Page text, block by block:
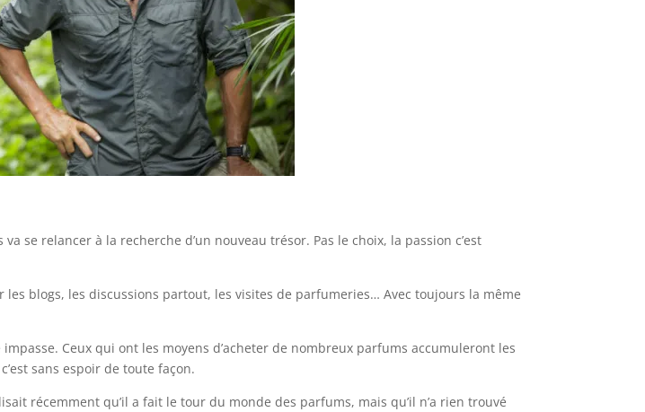
se relancer à la recherche d’un nouveau trésor. Pas le choix, la passion c’est
les blogs, les discussions partout, les visites de parfumeries… Avec toujours la même
Ceux qui ont les moyens d’acheter de nombreux parfums accumuleront les
sans espoir de toute façon.
récemment qu’il a fait le tour du monde des parfums, mais qu’il n’a rien trouvé